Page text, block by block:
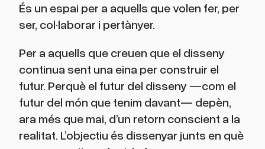
És un espai per a aquells que volen fer, per
ser, col·laborar i pertànyer.
Per a aquells que creuen que el disseny
continua sent una eina per construir el
futur. Perquè el futur del disseny —com el
futur del món que tenim davant— depèn,
ara més que mai, d’un retorn conscient a la
realitat. L’objectiu és dissenyar junts en què